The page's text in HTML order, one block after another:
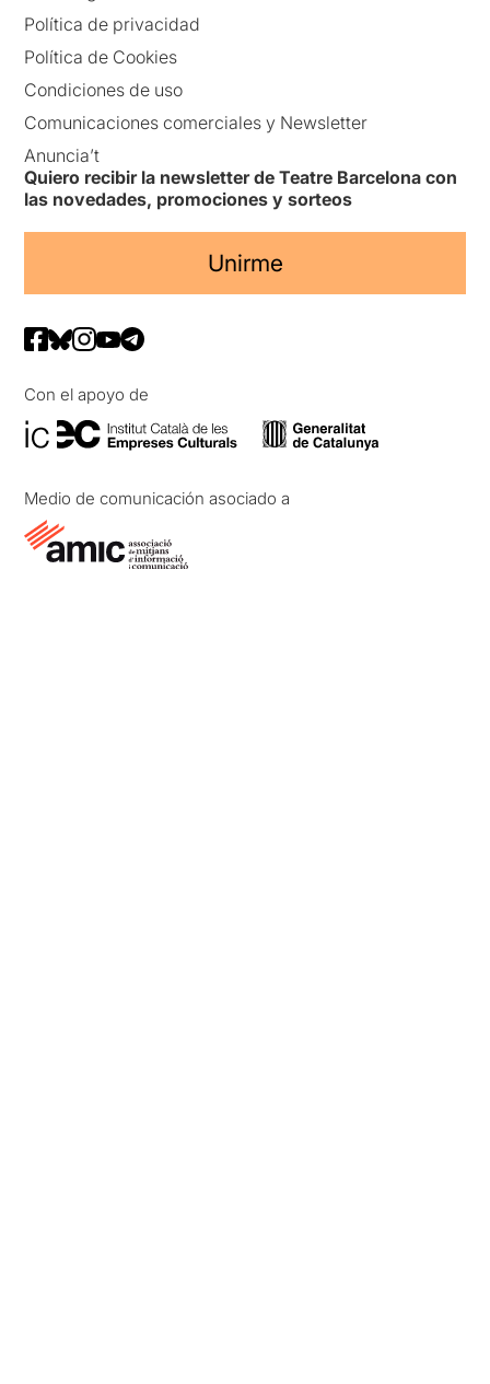
Política de privacidad
Política de Cookies
Condiciones de uso
Comunicaciones comerciales y Newsletter
Anuncia’t
Quiero recibir la newsletter de Teatre Barcelona con
las novedades, promociones y sorteos
Unirme
Con el apoyo de
Medio de comunicación asociado a